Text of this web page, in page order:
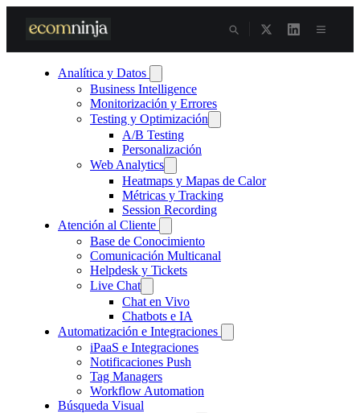
Analítica y Datos
Business Intelligence
Monitorización y Errores
Testing y Optimización
A/B Testing
Personalización
Web Analytics
Heatmaps y Mapas de Calor
Métricas y Tracking
Session Recording
Atención al Cliente
Base de Conocimiento
Comunicación Multicanal
Helpdesk y Tickets
Live Chat
Chat en Vivo
Chatbots e IA
Automatización e Integraciones
iPaaS e Integraciones
Notificaciones Push
Tag Managers
Workflow Automation
Búsqueda Visual